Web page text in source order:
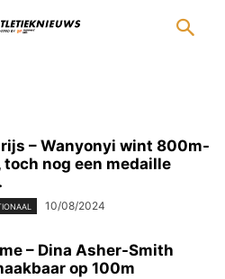
– Wanyonyi wint 800m-
nog een medaille
10/08/2024
– Dina Asher-Smith
op 100m